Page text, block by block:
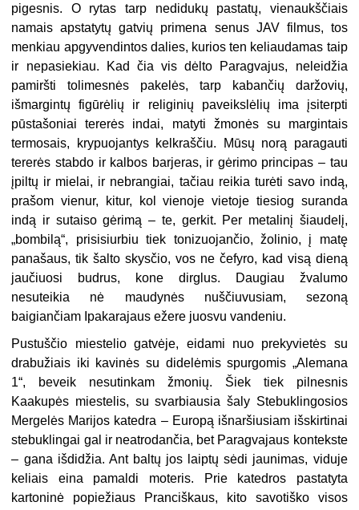
pigesnis. O rytas tarp nedidukų pastatų, vienaukščiais
namais apstatytų gatvių primena senus JAV filmus, tos
menkiau apgyvendintos dalies, kurios ten keliaudamas taip
ir nepasiekiau. Kad čia vis dėlto Paragvajus, neleidžia
pamiršti tolimesnės pakelės, tarp kabančių daržovių,
išmargintų figūrėlių ir religinių paveikslėlių ima įsiterpti
pūstašoniai tererės indai, matyti žmonės su margintais
termosais, krypuojantys kelkraščiu. Mūsų norą paragauti
tererės stabdo ir kalbos barjeras, ir gėrimo principas – tau
įpiltų ir mielai, ir nebrangiai, tačiau reikia turėti savo indą,
prašom vienur, kitur, kol vienoje vietoje tiesiog suranda
indą ir sutaiso gėrimą – te, gerkit. Per metalinį šiaudelį,
„bombilą“, prisisiurbiu tiek tonizuojančio, žolinio, į matę
panašaus, tik šalto skysčio, vos ne čefyro, kad visą dieną
jaučiuosi budrus, kone dirglus. Daugiau žvalumo
nesuteikia nė maudynės nuščiuvusiam, sezoną
baigiančiam Ipakarajaus ežere juosvu vandeniu.
Pustuščio miestelio gatvėje, eidami nuo prekyvietės su
drabužiais iki kavinės su didelėmis spurgomis „Alemana
1“, beveik nesutinkam žmonių. Šiek tiek pilnesnis
Kaakupės miestelis, su svarbiausia šaly Stebuklingosios
Mergelės Marijos katedra – Europą išnaršiusiam išskirtinai
stebuklingai gal ir neatrodančia, bet Paragvajaus kontekste
– gana išdidžia. Ant baltų jos laiptų sėdi jaunimas, viduje
keliais eina pamaldi moteris. Prie katedros pastatyta
kartoninė popiežiaus Pranciškaus, kito savotiško visos